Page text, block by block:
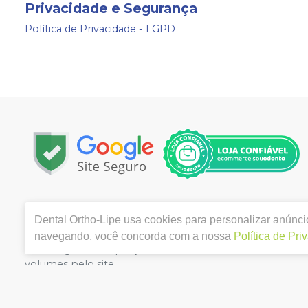
Privacidade e Segurança
Política de Privacidade - LGPD
3280 VILA MARIANA - SAO PAULO / SP - CEP 04102-
Alves Gabriele. CRO/SP nº 154.489 | Política de
de divergência de preços no site, o valor válido é o do
volumes pelo site.
Dental Ortho-Lipe usa cookies para personalizar
navegando, você concorda com a nossa Política de